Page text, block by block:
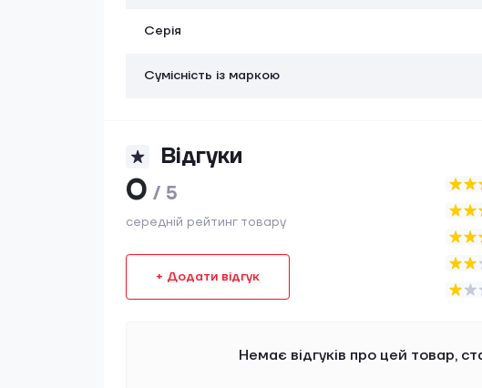
Серія
Сумісність із маркою
Відгуки
0 / 5
середній рейтинг товару
+ Додати відгук
Немає відгуків про цей товар,